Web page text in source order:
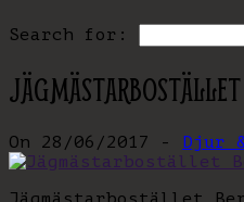
Search for:
JÄGMÄSTARBOSTÄLLET
On 28/06/2017 - Djur